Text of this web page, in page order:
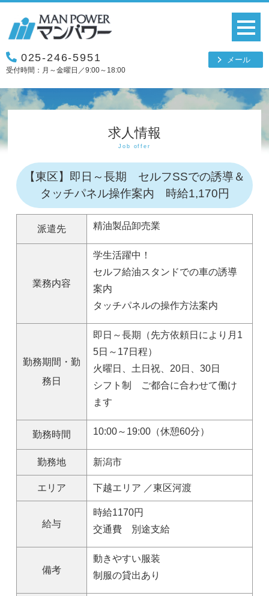
025-246-5951
受付時間：月～金曜日／9:00～18:00
メール
求人情報
Job offer
【東区】即日～長期 セルフSSでの誘導＆
タッチパネル操作案内 時給1,170円
派遣先 精油製品卸売業
業務内容
学生活躍中！
セルフ給油スタンドでの車の誘導
案内
タッチパネルの操作方法案内
勤務期間・勤
務日
即日～長期（先方依頼日により月1
5日～17日程）
火曜日、土日祝、20日、30日
シフト制 ご都合に合わせて働け
ます
勤務時間 10:00～19:00（休憩60分）
勤務地 新潟市
エリア 下越エリア ／東区河渡
給与
時給1170円
交通費 別途支給
備考
動きやすい服装
制服の貸出あり